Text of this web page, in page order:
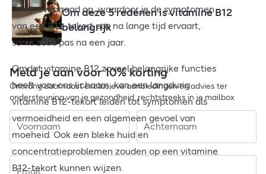
reservevoorraad op, waardoor je de symptomen
van een B12-tekort pas na lange tijd ervaart,
soms zelfs pas na een jaar.
Omdat vitamine B12 zoveel belangrijke functies
heeft voor ons lichaam, kan een langdurig
vitamine B12-tekort leiden tot symptomen als
vermoeidheid en een algemeen gevoel van
moeheid. Ook een bleke huid en
concentratieproblemen zouden op een vitamine
B12-tekort kunnen wijzen.
Om deze 5 redenen is vitamine B12
belangrijk
Meld je aan voor 10% korting
Ontvang daarnaast exclusieve aanbiedingen en advies ter
ondersteuning van je gezondheid, rechtstreeks in je mailbox
Voornaam Achternaam
Email